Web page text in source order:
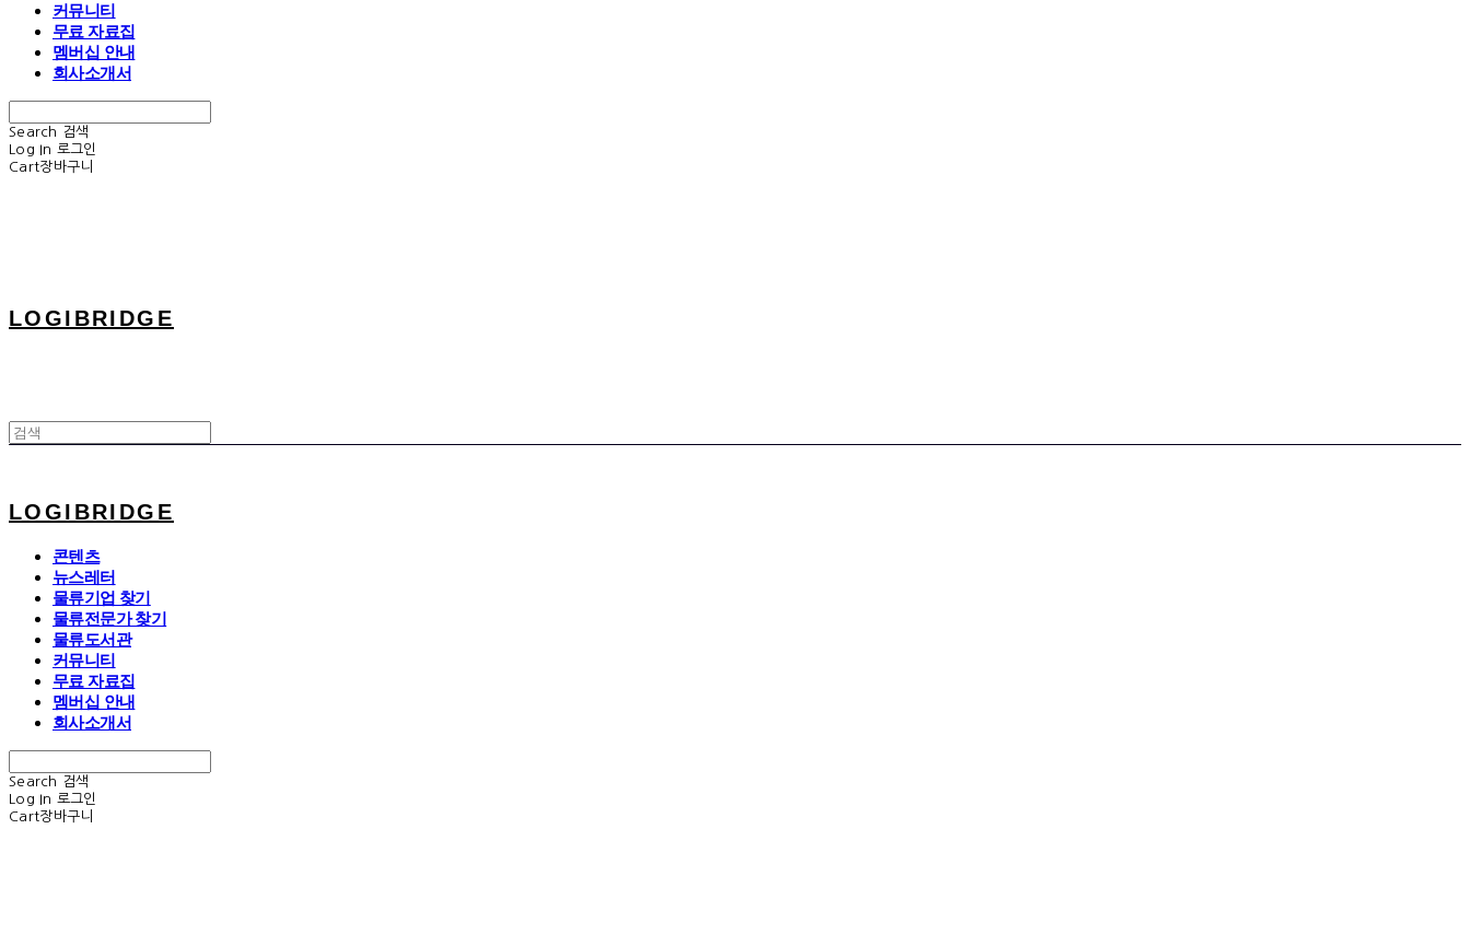
커뮤니티
무료 자료집
멤버십 안내
회사소개서
Search
검색
Log In 로그인
Cart장바구니
LOGIBRIDGE
LOGIBRIDGE
콘텐츠
뉴스레터
물류기업 찾기
물류전문가 찾기
물류도서관
커뮤니티
무료 자료집
멤버십 안내
회사소개서
Search
검색
Log In 로그인
Cart장바구니